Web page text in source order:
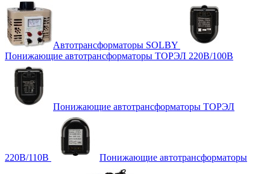
Автотрансформаторы SOLBY
Понижающие автотрансформаторы ТОРЭЛ 220В/100В
Понижающие автотрансформаторы ТОРЭЛ
220В/110В Понижающие автотрансформаторы